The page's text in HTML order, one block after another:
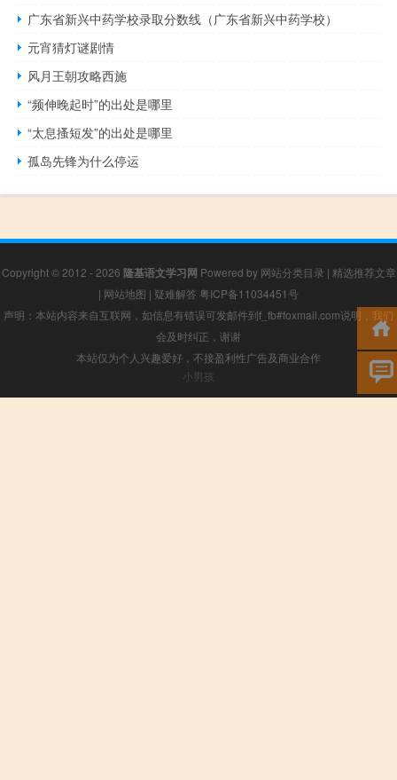
广东省新兴中药学校录取分数线（广东省新兴中药学校）
元宵猜灯谜剧情
风月王朝攻略西施
“频伸晚起时”的出处是哪里
“太息搔短发”的出处是哪里
孤岛先锋为什么停运
Copyright © 2012 - 2026 隆基语文学习网 Powered by 网站分类目录 | 精选推荐文章
| 网站地图 | 疑难解答 粤ICP备11034451号
声明：本站内容来自互联网，如信息有错误可发邮件到f_fb#foxmail.com说明，我们
会及时纠正，谢谢
本站仅为个人兴趣爱好，不接盈利性广告及商业合作
小男孩